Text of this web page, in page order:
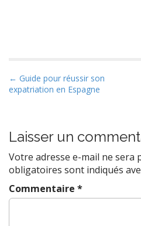
P
o
n
a
v
i
g
← Guide pour réussir son
expatriation en Espagne
Laisser un
Votre adresse e-mail ne sera
obligatoires sont indiqués
Commentaire *